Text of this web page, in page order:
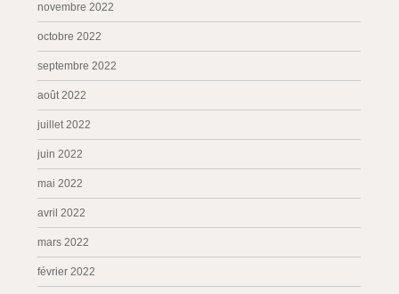
novembre 2022
octobre 2022
septembre 2022
août 2022
juillet 2022
juin 2022
mai 2022
avril 2022
mars 2022
février 2022